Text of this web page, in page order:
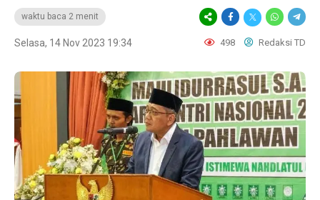
waktu baca 2 menit
Selasa, 14 Nov 2023 19:34 498 Redaksi TD